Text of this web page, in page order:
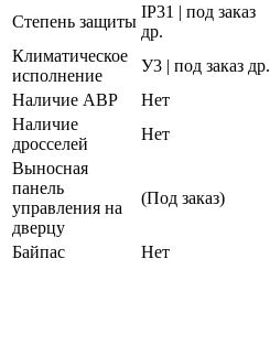
Степень защиты
IP31 | под заказ
др.
Климатическое
исполнение
У3 | под заказ др.
Наличие АВР
Нет
Наличие
дросселей
Нет
Выносная
панель
управления на
дверцу
(Под заказ)
Байпас Нет